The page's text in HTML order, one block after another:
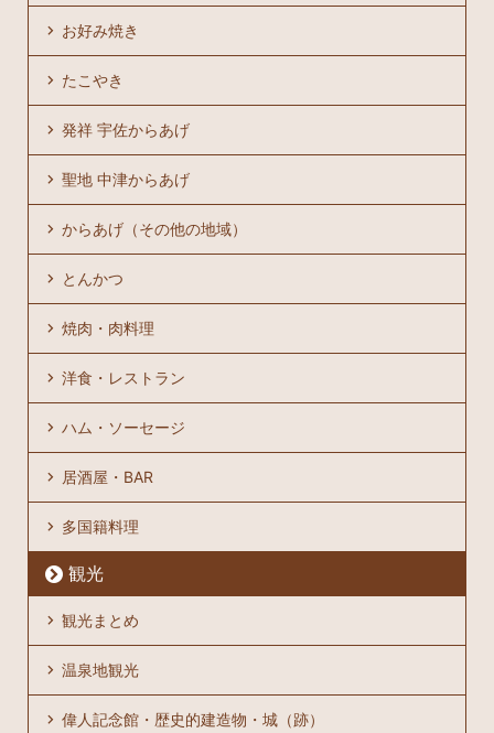
お好み焼き
たこやき
発祥 宇佐からあげ
聖地 中津からあげ
からあげ（その他の地域）
とんかつ
焼肉・肉料理
洋食・レストラン
ハム・ソーセージ
居酒屋・BAR
多国籍料理
観光
観光まとめ
温泉地観光
偉人記念館・歴史的建造物・城（跡）